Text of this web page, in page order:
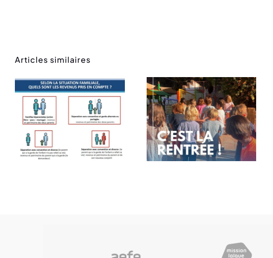
Articles similaires
Rentrée des
classes
Message de
rentrée